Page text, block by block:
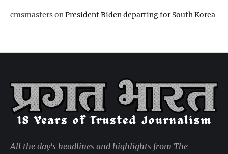
cmsmastersonPresident Biden departing for South Korea
All the day's headlines and highlights from The